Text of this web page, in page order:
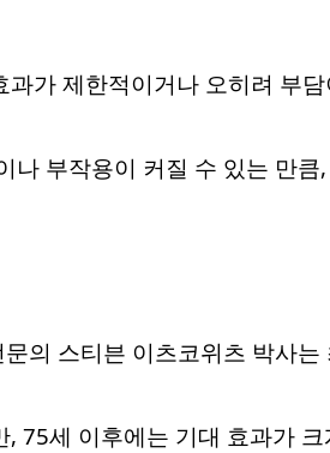
가 제한적이거나 오히려 부
부작용이 커질 수 있는 만
스티븐 이츠코위츠 박사는
75세 이후에는 기대 효과가